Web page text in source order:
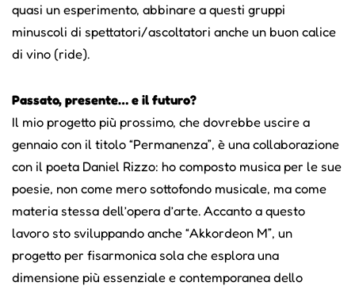
quasi un esperimento, abbinare a questi gruppi
minuscoli di spettatori/ascoltatori anche un buon calice
di vino (ride).
Passato, presente… e il futuro?
Il mio progetto più prossimo, che dovrebbe uscire a
gennaio con il titolo “Permanenza”, è una collaborazione
con il poeta Daniel Rizzo: ho composto musica per le sue
poesie, non come mero sottofondo musicale, ma come
materia stessa dell’opera d’arte. Accanto a questo
lavoro sto sviluppando anche “Akkordeon M”, un
progetto per fisarmonica sola che esplora una
dimensione più essenziale e contemporanea dello